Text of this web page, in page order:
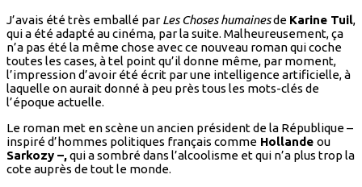
J’avais été très emballé parLes Choses humainesde Karine Tuil,
qui a été adapté au cinéma, par la suite. Malheureusement, ça
n’a pas été la même chose avec ce nouveau roman qui coche
toutes les cases, à tel point qu’il donne même, par moment,
l’impression d’avoir été écrit par une intelligence artificielle, à
laquelle on aurait donné à peu près tous les mots-clés de
l’époque actuelle.
Le roman met en scène un ancien président de la République –
inspiré d’hommes politiques français comme Hollande ou
Sarkozy –,qui a sombré dans l’alcoolisme et qui n’a plus trop la
cote auprès de tout le monde.